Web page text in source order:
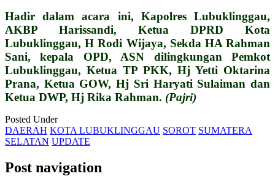
Hadir dalam acara ini, Kapolres Lubuklinggau,
AKBP Harissandi, Ketua DPRD Kota
Lubuklinggau, H Rodi Wijaya, Sekda HA Rahman
Sani, kepala OPD, ASN dilingkungan Pemkot
Lubuklinggau, Ketua TP PKK, Hj Yetti Oktarina
Prana, Ketua GOW, Hj Sri Haryati Sulaiman dan
Ketua DWP, Hj Rika Rahman. (Pajri)
Posted Under
DAERAH KOTA LUBUKLINGGAU SOROT SUMATERA
SELATAN UPDATE
Post navigation